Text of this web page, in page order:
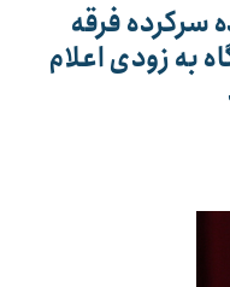
سرکرده فرقه
به زودی اعلام